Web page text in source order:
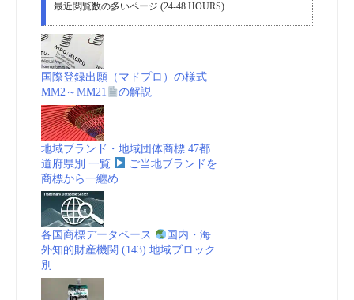
最近閲覧数の多いページ (24-48 HOURS)
国際登録出願（マドプロ）の様式
MM2～MM21
の解説
地域ブランド・地域団体商標 47都
道府県別 一覧
ご当地ブランドを
商標から一纏め
各国商標データベース
国内・海
外知的財産機関 (143) 地域ブロック
別